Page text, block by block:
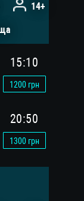
14+
15:10
1200грн
20:50
1300грн